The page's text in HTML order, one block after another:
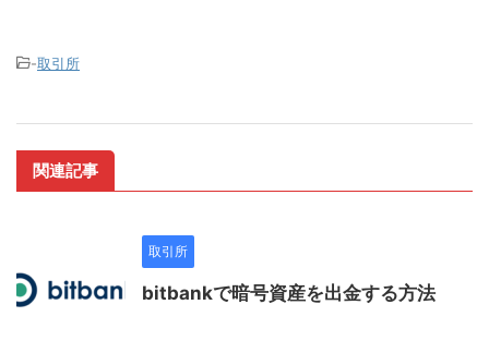
-取引所
関連記事
取引所
bitbankで暗号資産を出金する方法